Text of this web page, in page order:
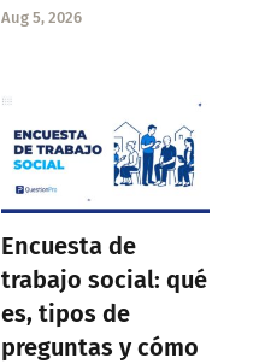
Aug 5, 2026
Encuesta de
trabajo social: qué
es, tipos de
preguntas y cómo